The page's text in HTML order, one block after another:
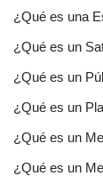
¿Qué es una
¿Qué es un
¿Qué es un
¿Qué es un
¿Qué es un
¿Qué es un